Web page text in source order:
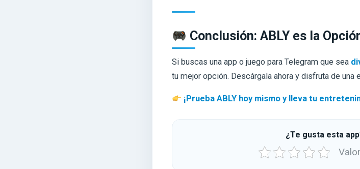
Conclusión: ABLY es la
Si buscas una app o juego para Telegram que sea
tu mejor opción. Descárgala ahora y disfruta de una
¡Prueba ABLY hoy mismo y lleva tu
¿Te gusta esta